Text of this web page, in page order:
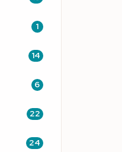
1
14
6
22
24